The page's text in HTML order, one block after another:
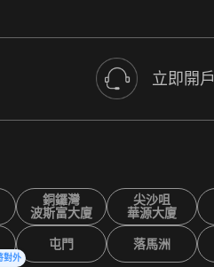
立即開戶
銅鑼灣
波斯富大廈
尖沙咀
華源大廈
屯門 落馬洲
對外